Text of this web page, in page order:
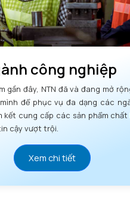
công nghiệp
gần đây, NTN đã và đang mở rộng
để phục vụ đa dạng các ngành
kết cung cấp các sản phẩm
cậy vượt trội.
Xem chi tiết